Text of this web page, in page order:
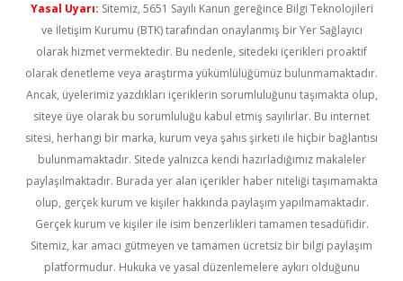
Yasal Uyarı: Sitemiz, 5651 Sayılı Kanun gereğince Bilgi Teknolojileri
ve İletişim Kurumu (BTK) tarafından onaylanmış bir Yer Sağlayıcı
olarak hizmet vermektedir. Bu nedenle, sitedeki içerikleri proaktif
olarak denetleme veya araştırma yükümlülüğümüz bulunmamaktadır.
Ancak, üyelerimiz yazdıkları içeriklerin sorumluluğunu taşımakta olup,
siteye üye olarak bu sorumluluğu kabul etmiş sayılırlar. Bu internet
sitesi, herhangi bir marka, kurum veya şahıs şirketi ile hiçbir bağlantısı
bulunmamaktadır. Sitede yalnızca kendi hazırladığımız makaleler
paylaşılmaktadır. Burada yer alan içerikler haber niteliği taşımamakta
olup, gerçek kurum ve kişiler hakkında paylaşım yapılmamaktadır.
Gerçek kurum ve kişiler ile isim benzerlikleri tamamen tesadüfidir.
Sitemiz, kar amacı gütmeyen ve tamamen ücretsiz bir bilgi paylaşım
platformudur. Hukuka ve yasal düzenlemelere aykırı olduğunu